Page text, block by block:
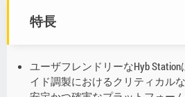
特長
ユーザフレンドリーなHyb
イド調製におけるクリティカル